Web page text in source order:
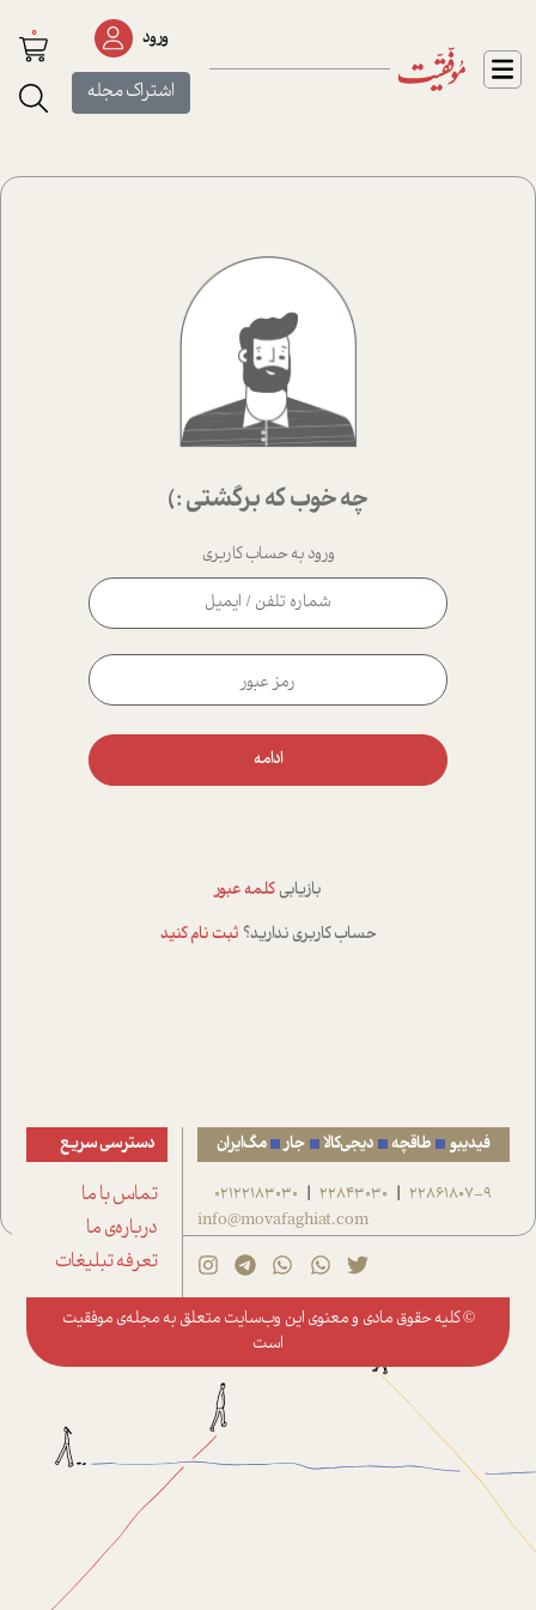
ورود
اشتراک مجله
0
چه خوب که برگشتی :)
ورود به حساب کاربری
ادامه
بازیابی کلمه عبور
حساب کاربری ندارید؟ ثبت نام کنید
فیدیبو طاقچه دیجی‌کالا جار مگ‌ایران
22861807-9
|
22843030
|
02122183030
info@movafaghiat.com
دسترسی سریع
تماس با ما
درباره‌ی ما
تعرفه تبلیغات
© کلیه حقوق مادی و معنوی این وب‌سایت متعلق به مجله‌ی موفقیت
است